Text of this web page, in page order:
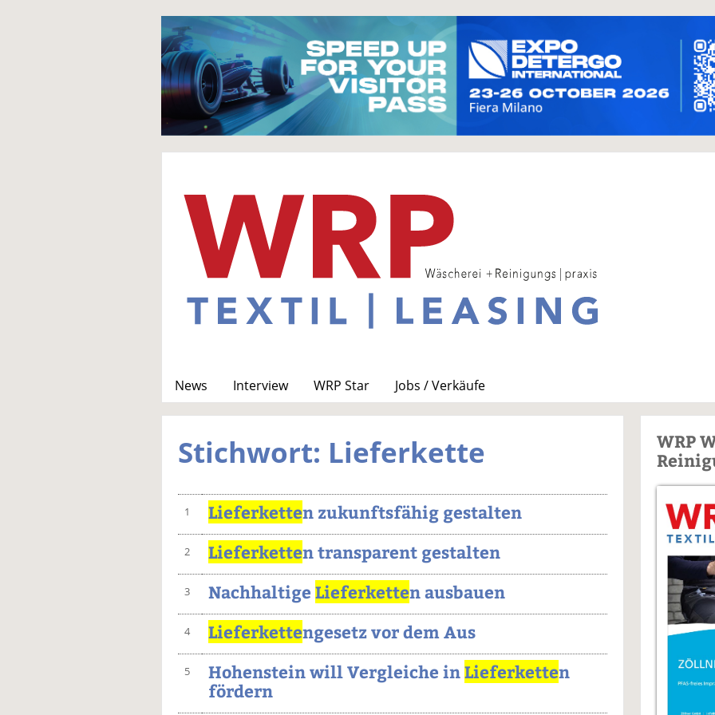
News Interview WRP Star
Jobs / Verkäufe
Stichwort: Lieferkette
1 Lieferketten zukunftsfähig gestalten
2 Lieferketten transparent gestalten
3 Nachhaltige Lieferketten ausbauen
4 Lieferkettengesetz vor dem Aus
5 Hohenstein will Vergleiche inLieferketten
fördern
WRP